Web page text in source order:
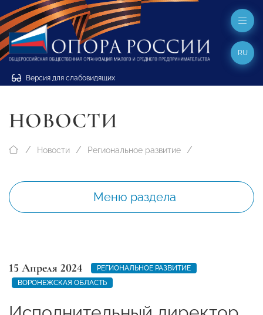
Версия для слабовидящих
RU
НОВОСТИ
Новости Региональное развитие
Меню раздела
15 Апреля 2024
РЕГИОНАЛЬНОЕ РАЗВИТИЕ
ВОРОНЕЖСКАЯ ОБЛАСТЬ